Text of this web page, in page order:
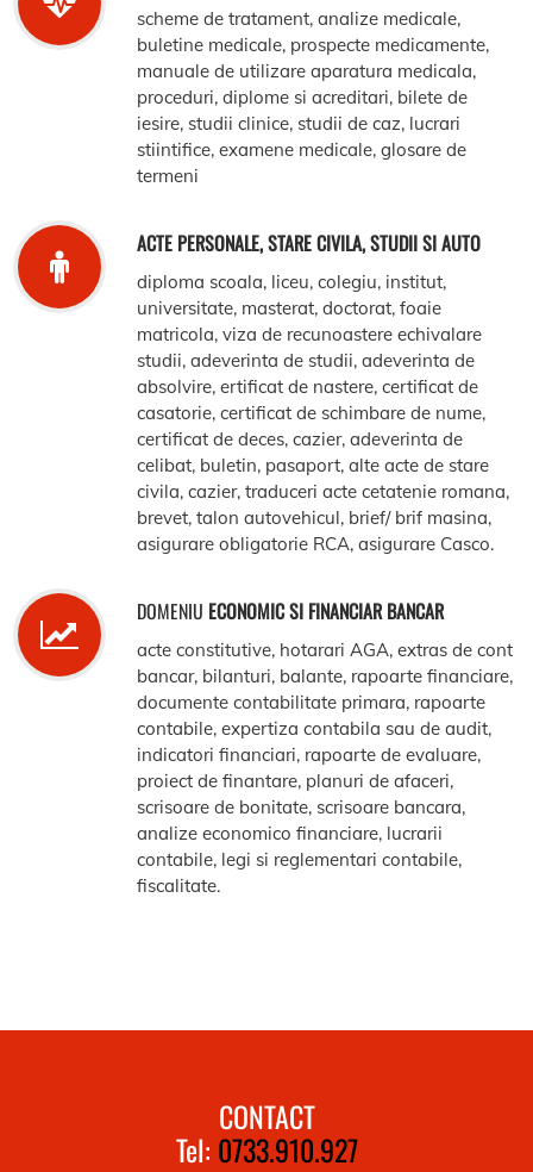
scheme de tratament, analize medicale,
buletine medicale, prospecte medicamente,
manuale de utilizare aparatura medicala,
proceduri, diplome si acreditari, bilete de
iesire, studii clinice, studii de caz, lucrari
stiintifice, examene medicale, glosare de
termeni
ACTE PERSONALE, STARE CIVILA, STUDII SI AUTO
diploma scoala, liceu, colegiu, institut,
universitate, masterat, doctorat, foaie
matricola, viza de recunoastere echivalare
studii, adeverinta de studii, adeverinta de
absolvire, ertificat de nastere, certificat de
casatorie, certificat de schimbare de nume,
certificat de deces, cazier, adeverinta de
celibat, buletin, pasaport, alte acte de stare
civila, cazier, traduceri acte cetatenie romana,
brevet, talon autovehicul, brief/ brif masina,
asigurare obligatorie RCA, asigurare Casco.
DOMENIU ECONOMIC SI FINANCIAR BANCAR
acte constitutive, hotarari AGA, extras de cont
bancar, bilanturi, balante, rapoarte financiare,
documente contabilitate primara, rapoarte
contabile, expertiza contabila sau de audit,
indicatori financiari, rapoarte de evaluare,
proiect de finantare, planuri de afaceri,
scrisoare de bonitate, scrisoare bancara,
analize economico financiare, lucrarii
contabile, legi si reglementari contabile,
fiscalitate.
CONTACT
Tel: 0733.910.927